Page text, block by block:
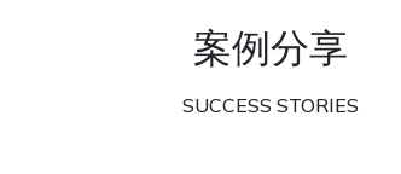
案例分享
SUCCESS STORIES